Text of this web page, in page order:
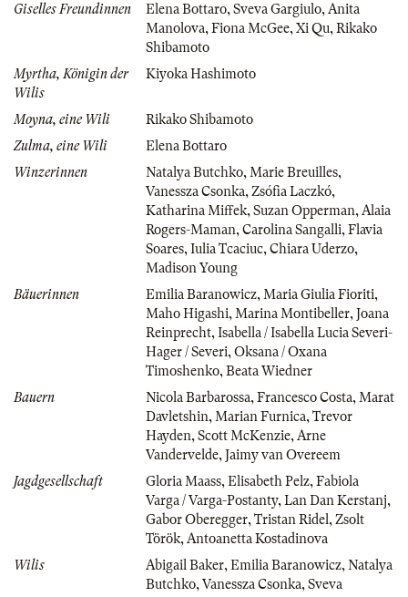
Giselles Freundinnen
Elena Bottaro, Sveva Gargiulo, Anita
Manolova, Fiona McGee, Xi Qu, Rikako
Shibamoto
Myrtha, Königin der
Wilis
Kiyoka Hashimoto
Moyna, eine Wili
Rikako Shibamoto
Zulma, eine Wili
Elena Bottaro
Winzerinnen
Natalya Butchko, Marie Breuilles,
Vanessza Csonka, Zsófia Laczkó,
Katharina Miffek, Suzan Opperman, Alaia
Rogers-Maman, Carolina Sangalli, Flavia
Soares, Iulia Tcaciuc, Chiara Uderzo,
Madison Young
Bäuerinnen
Emilia Baranowicz, Maria Giulia Fioriti,
Maho Higashi, Marina Montibeller, Joana
Reinprecht, Isabella / Isabella Lucia Severi-
Hager / Severi, Oksana / Oxana
Timoshenko, Beata Wiedner
Bauern
Nicola Barbarossa, Francesco Costa, Marat
Davletshin, Marian Furnica, Trevor
Hayden, Scott McKenzie, Arne
Vandervelde, Jaimy van Overeem
Jagdgesellschaft
Gloria Maass, Elisabeth Pelz, Fabiola
Varga / Varga-Postanty, Lan Dan Kerstanj,
Gabor Oberegger, Tristan Ridel , Zsolt
Török, Antoanetta Kostadinova
Wilis
Abigail Baker, Emilia Baranowicz, Natalya
Butchko, Vanessza Csonka, Sveva